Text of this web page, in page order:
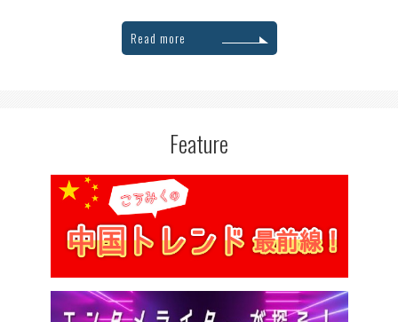
Read more
Feature